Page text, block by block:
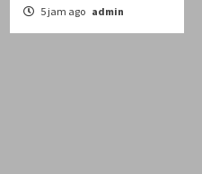
5 jam ago admin